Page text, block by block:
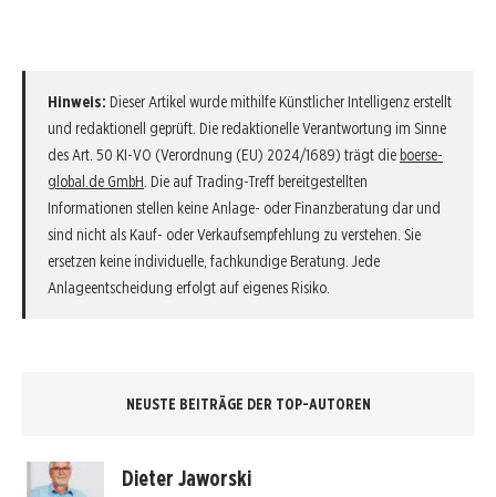
Hinweis: Dieser Artikel wurde mithilfe Künstlicher Intelligenz erstellt
und redaktionell geprüft. Die redaktionelle Verantwortung im Sinne
des Art. 50 KI-VO (Verordnung (EU) 2024/1689) trägt die boerse-
global.de GmbH . Die auf Trading-Treff bereitgestellten
Informationen stellen keine Anlage- oder Finanzberatung dar und
sind nicht als Kauf- oder Verkaufsempfehlung zu verstehen. Sie
ersetzen keine individuelle, fachkundige Beratung. Jede
Anlageentscheidung erfolgt auf eigenes Risiko.
NEUSTE BEITRÄGE DER TOP-AUTOREN
Dieter Jaworski